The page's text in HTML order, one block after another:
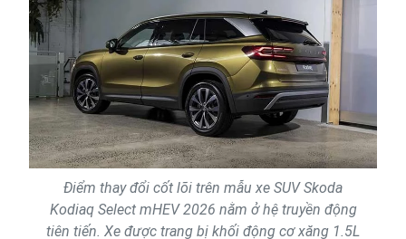
Điểm thay đổi cốt lõi trên mẫu xe SUV Skoda
Kodiaq Select mHEV 2026 nằm ở hệ truyền động
tiên tiến. Xe được trang bị khối động cơ xăng 1.5L